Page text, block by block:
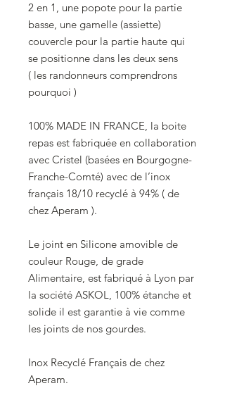
2 en 1, une popote pour la partie
basse, une gamelle (assiette)
couvercle pour la partie haute qui
se positionne dans les deux sens
( les randonneurs comprendrons
pourquoi )
100% MADE IN FRANCE, la boite
repas est fabriquée en collaboration
avec Cristel (basées en Bourgogne-
Franche-Comté) avec de l’inox
français 18/10 recyclé à 94% ( de
chez Aperam ).
Le joint en Silicone amovible de
couleur Rouge, de grade
Alimentaire, est fabriqué à Lyon par
la société ASKOL, 100% étanche et
solide il est garantie à vie comme
les joints de nos gourdes.
Inox Recyclé Français de chez
Aperam.